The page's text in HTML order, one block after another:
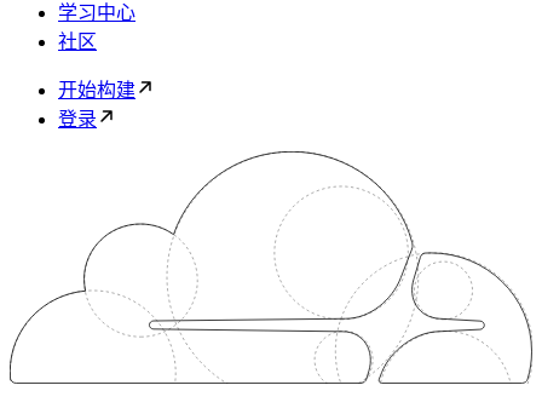
学习中心
社区
开始构建
登录